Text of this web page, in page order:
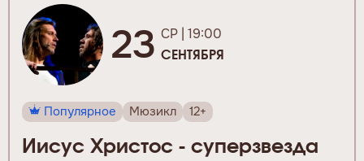
23 СР | 19:00
СЕНТЯБРЯ
Популярное Мюзикл 12+
Иисус Христос - суперзвезда